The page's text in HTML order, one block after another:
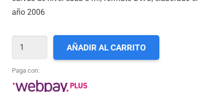
año 2006
VIII-
PAICAVÍ
A
AÑADIR AL CARRITO
Paga con: